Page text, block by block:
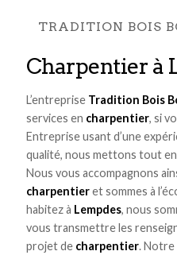
TRADITION BOIS
charpentier à
L’entreprise Tradition Bois
services en charpentier, si
Entreprise usant d’une
qualité, nous mettons tout
Nous vous accompagnons
charpentieret sommes à
habitez à Lempdes, nous
vous transmettre les
projet de charpentier.